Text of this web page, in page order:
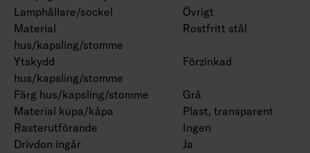
Lamphållare/sockel
Övrigt
Material
hus/kapsling/stomme
Rostfritt stål
Ytskydd
hus/kapsling/stomme
Förzinkad
Färg hus/kapsling/stomme
Grå
Material kupa/kåpa
Plast, transparent
Rasterutförande
Ingen
Drivdon ingår
Ja